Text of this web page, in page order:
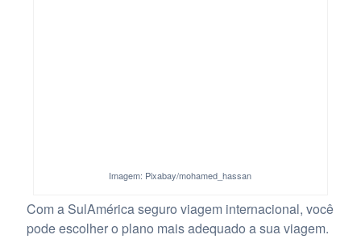
Imagem: Pixabay/mohamed_hassan
Com a SulAmérica seguro viagem internacional, você
pode escolher o plano mais adequado a sua viagem.